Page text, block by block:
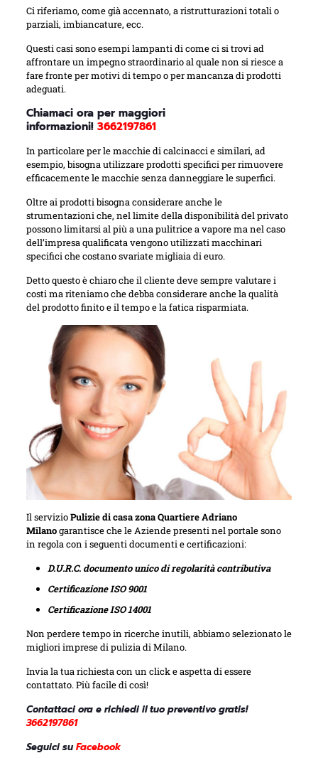
Ci riferiamo, come già accennato, a ristrutturazioni totali o
parziali, imbiancature, ecc.
Questi casi sono esempi lampanti di come ci si trovi ad
affrontare un impegno straordinario al quale non si riesce a
fare fronte per motivi di tempo o per mancanza di prodotti
adeguati.
Chiamaci ora per maggiori
informazioni! 3662197861
In particolare per le macchie di calcinacci e similari, ad
esempio, bisogna utilizzare prodotti specifici per rimuovere
efficacemente le macchie senza danneggiare le superfici.
Oltre ai prodotti bisogna considerare anche le
strumentazioni che, nel limite della disponibilità del privato
possono limitarsi al più a una pulitrice a vapore ma nel caso
dell’impresa qualificata vengono utilizzati macchinari
specifici che costano svariate migliaia di euro.
Detto questo è chiaro che il cliente deve sempre valutare i
costi ma riteniamo che debba considerare anche la qualità
del prodotto finito e il tempo e la fatica risparmiata.
Il servizioPulizie di casa zona Quartiere Adriano
Milanogarantisce che le Aziende presenti nel portale sono
in regola con i seguenti documenti e certificazioni:
D.U.R.C. documento unico di regolarità contributiva
Certificazione ISO 9001
Certificazione ISO 14001
Non perdere tempo in ricerche inutili, abbiamo selezionato le
migliori imprese di pulizia di Milano.
Invia la tua richiesta con un click e aspetta di essere
contattato. Più facile di così!
Contattaci ora e richiedi il tuo preventivo gratis!
3662197861
Seguici su Facebook